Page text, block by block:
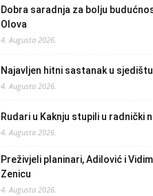
Dobra saradnja za bolju
Olova
4. Augusta 2026.
Najavljen hitni sastanak u sjedištu
4. Augusta 2026.
Rudari u Kaknju stupili u radnički
4. Augusta 2026.
Preživjeli planinari, Adilović i
Zenicu
4. Augusta 2026.